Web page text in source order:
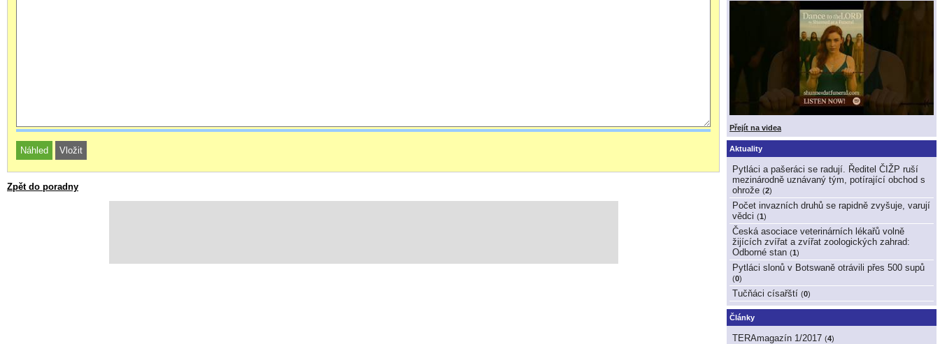
Zpět do poradny
Přejít na videa
Aktuality
Pytláci a pašeráci se radují. Ředitel ČIŽP ruší
mezinárodně uznávaný tým, potírající obchod s
ohrože (2)
Počet invazních druhů se rapidně zvyšuje, varují
vědci (1)
Česká asociace veterinárních lékařů volně
žijících zvířat a zvířat zoologických zahrad:
Odborné stan (1)
Pytláci slonů v Botswaně otrávili přes 500 supů
(0)
Tučňáci císařští (0)
Články
TERAmagazín 1/2017 (4)